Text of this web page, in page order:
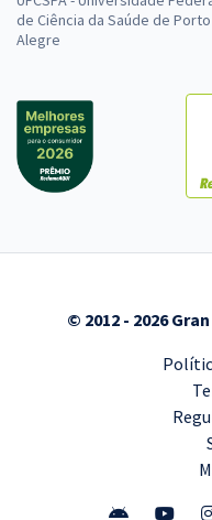
de Ciência da Saúde de Porto
Alegre
© 2012 - 2026